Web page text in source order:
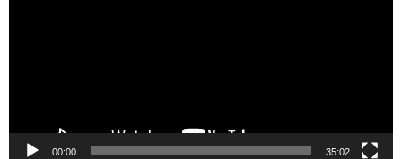
00:00 35:02